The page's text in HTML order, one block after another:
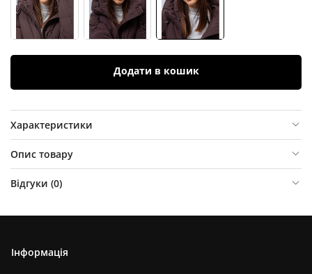
Додати в кошик
Характеристики
Опис товару
Відгуки (0)
Інформація